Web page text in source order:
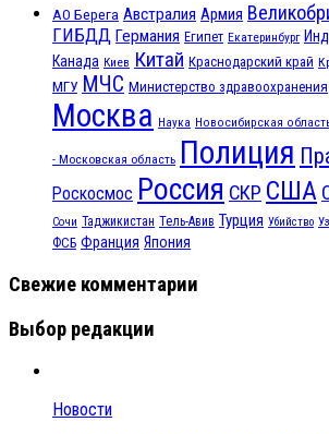
АО Берега Австралия Армия
ГИБДД Германия Египет Екатеринбург
Канада Киев Китай Краснодарский край
МГУ МЧС Министерство здравоохранения
Москва Наука Новосибирская
- Московская область Полиция
Роскосмос Россия СКР США
Сочи Таджикистан Тель-Авив Турция Убийство
ФСБ Франция Япония
Свежие комментарии
Выбор редакции
Новости